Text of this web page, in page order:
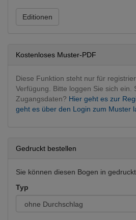
Unfallchirurgie
Dermatologie
Interventionen
Unfallchirurgie
Editionen
Kostenloses Muster-PDF
Diese Funktion steht nur für
Verfügung. Bitte loggen Sie sich ein.
Zugangsdaten? Hier geht es zur
geht es über den Login zum Muster
Gedruckt bestellen
Sie können diesen Bogen in
Typ